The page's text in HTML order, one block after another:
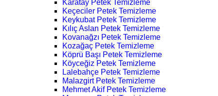
Karatay Petek Temizleme
Keçeciler Petek Temizleme
Keykubat Petek Temizleme
Kılıç Aslan Petek Temizleme
Kovanağzı Petek Temizleme
Kozağaç Petek Temizleme
Köprü Başı Petek Temizleme
Köyceğiz Petek Temizleme
Lalebahçe Petek Temizleme
Malazgirt Petek Temizleme
Mehmet Akif Petek Temizleme